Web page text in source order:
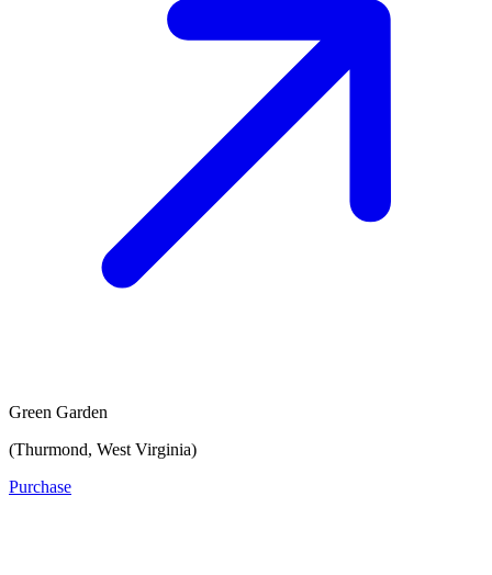
Green Garden
(Thurmond, West Virginia)
Purchase